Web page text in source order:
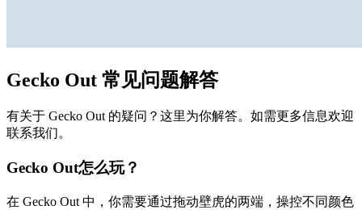
Gecko Out 常见问题解答
有关于 Gecko Out 的疑问？这里为你解答。如需更多信息欢迎
联系我们。
Gecko Out怎么玩？
在 Gecko Out 中，你需要通过拖动壁虎的两端，操控不同颜色